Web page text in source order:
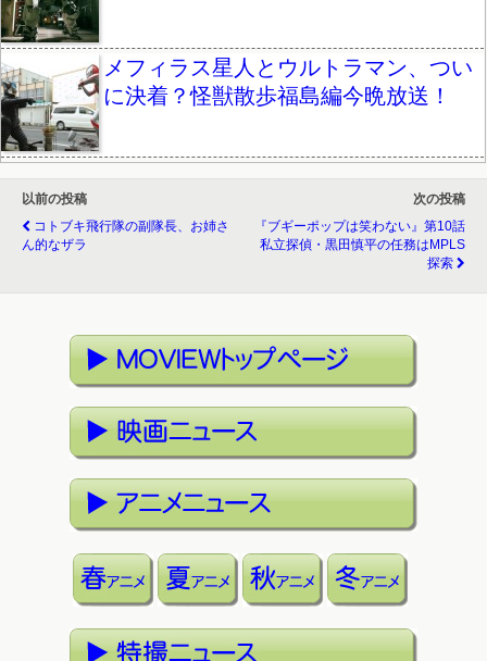
メフィラス星人とウルトラマン、つい
に決着？怪獣散歩福島編今晩放送！
以前の投稿
コトブキ飛行隊の副隊長、お姉さ
ん的なザラ
次の投稿
『ブギーポップは笑わない』第10話
私立探偵・黒田慎平の任務はMPLS
探索